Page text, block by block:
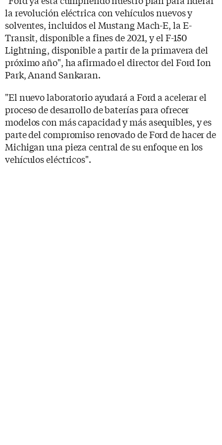
la revolución eléctrica con vehículos nuevos y
solventes, incluidos el Mustang Mach-E, la E-
Transit, disponible a fines de 2021, y el F-150
Lightning, disponible a partir de la primavera del
próximo año", ha afirmado el director del Ford Ion
Park, Anand Sankaran.
"El nuevo laboratorio ayudará a Ford a acelerar el
proceso de desarrollo de baterías para ofrecer
modelos con más capacidad y más asequibles, y es
parte del compromiso renovado de Ford de hacer de
Michigan una pieza central de su enfoque en los
vehículos eléctricos".